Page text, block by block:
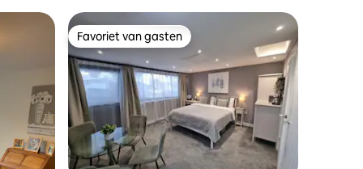
Favoriet van gasten
Favoriet van gasten